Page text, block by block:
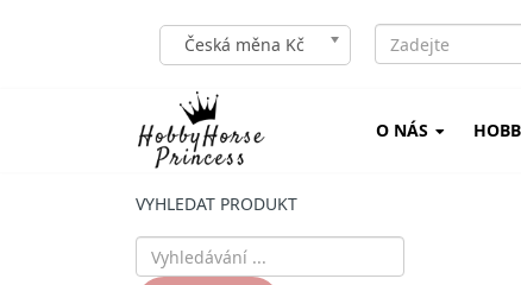
Česká měna Kč
O NÁS
VYHLEDAT PRODUKT